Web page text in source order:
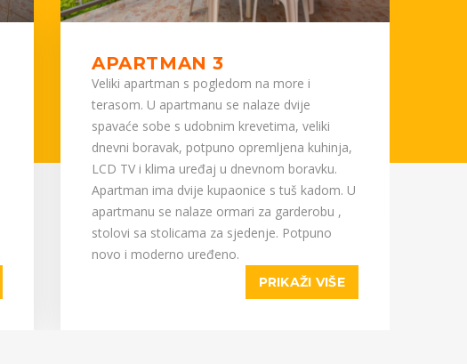
APARTMAN 3
Veliki apartman s pogledom na more i
terasom. U apartmanu se nalaze dvije
spavaće sobe s udobnim krevetima, veliki
dnevni boravak, potpuno opremljena kuhinja,
LCD TV i klima uređaj u dnevnom boravku.
Apartman ima dvije kupaonice s tuš kadom. U
apartmanu se nalaze ormari za garderobu ,
stolovi sa stolicama za sjedenje. Potpuno
novo i moderno uređeno.
PRIKAŽI VIŠE